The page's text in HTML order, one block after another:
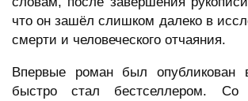
что он зашёл слишком далеко в
смерти и человеческого отчаяния.
Впервые роман был опубликован
быстро стал бестселлером.